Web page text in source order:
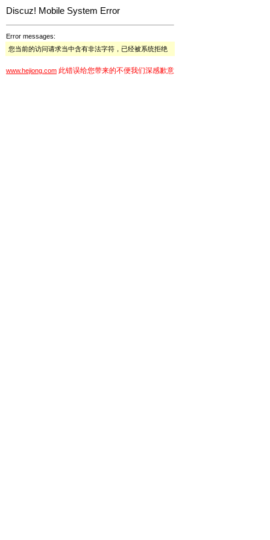
Discuz! Mobile System Error
Error messages:
您当前的访问请求当中含有非法字符，已经被系统拒绝
www.hejiong.com 此错误给您带来的不便我们深感歉意